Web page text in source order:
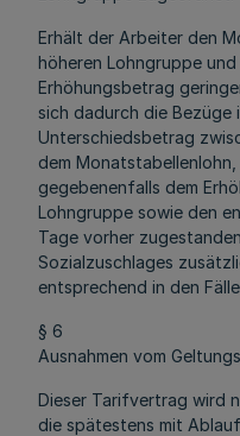
Erhält der Arbeiter den
höheren Lohngruppe
Erhöhungsbetrag
sich dadurch die Bezüge
Unterschiedsbetrag
dem
gegebenenfalls dem
Lohngruppe sowie den
Tage vorher
Sozialzuschlages
entsprechend in den
§ 6
Ausnahmen vom
Dieser Tarifvertrag wird
die spätestens mit